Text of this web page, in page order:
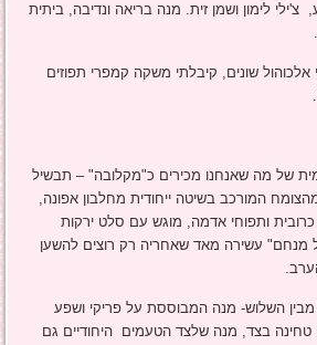
לימון ושמן זית. מנה בריאה ונדיבה, ביתית
שונים, קיבלתי משקה קמפרי תפוזים
של מה שאנחנו מכירים כ"מקלובה" – תבשיל
המורכב בשיטה ייחודית מחלבון אפונה,
ותפוחי אדמה, מוגש עם סלט ירקות
מנחם" עשירה מאד שאחריה רק רוצים להשען
השלוש- מנה המבוססת על פריקי ושפע
טחינה בצד, מנה שלצד הטעמים היחודיים גם